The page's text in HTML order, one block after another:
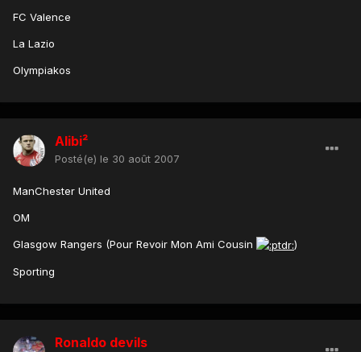
FC Valence
La Lazio
Olympiakos
Alibi²
Posté(e) le 30 août 2007
ManChester United
OM
Glasgow Rangers (Pour Revoir Mon Ami Cousin )
Sporting
Ronaldo devils